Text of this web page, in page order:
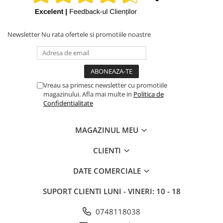
iPhone X
iPhone 8
iPhone 7 Plus
iPhone SE 2020 2nd
iPhone 6s Plus
Display iPhone
Newsletter Nu rata ofertele si promotiile noastre
Vreau sa primesc newsletter cu promotiile
magazinului. Afla mai multe in Politica de
Confidentialitate
MAGAZINUL MEU
CLIENTI
DATE COMERCIALE
SUPORT CLIENTI LUNI - VINERI: 10 - 18
0748118038